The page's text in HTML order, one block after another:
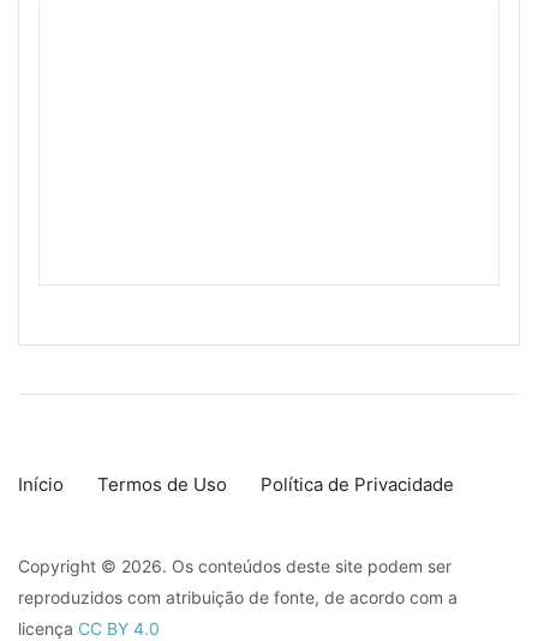
Início Termos de Uso Política de Privacidade
Copyright © 2026. Os conteúdos deste site podem ser
reproduzidos com atribuição de fonte, de acordo com a
licença CC BY 4.0